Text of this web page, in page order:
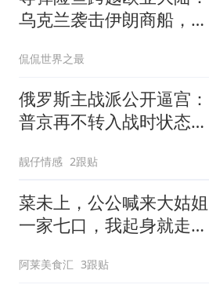
乌克兰袭击伊朗商船，差
雷”
侃侃世界之最
俄罗斯主战派公开逼宫：
普京再不转入战时状态，
靓仔情感 2跟贴
菜未上，公公喊来大姑姐
一家七口，我起身就走，
阿莱美食汇 3跟贴